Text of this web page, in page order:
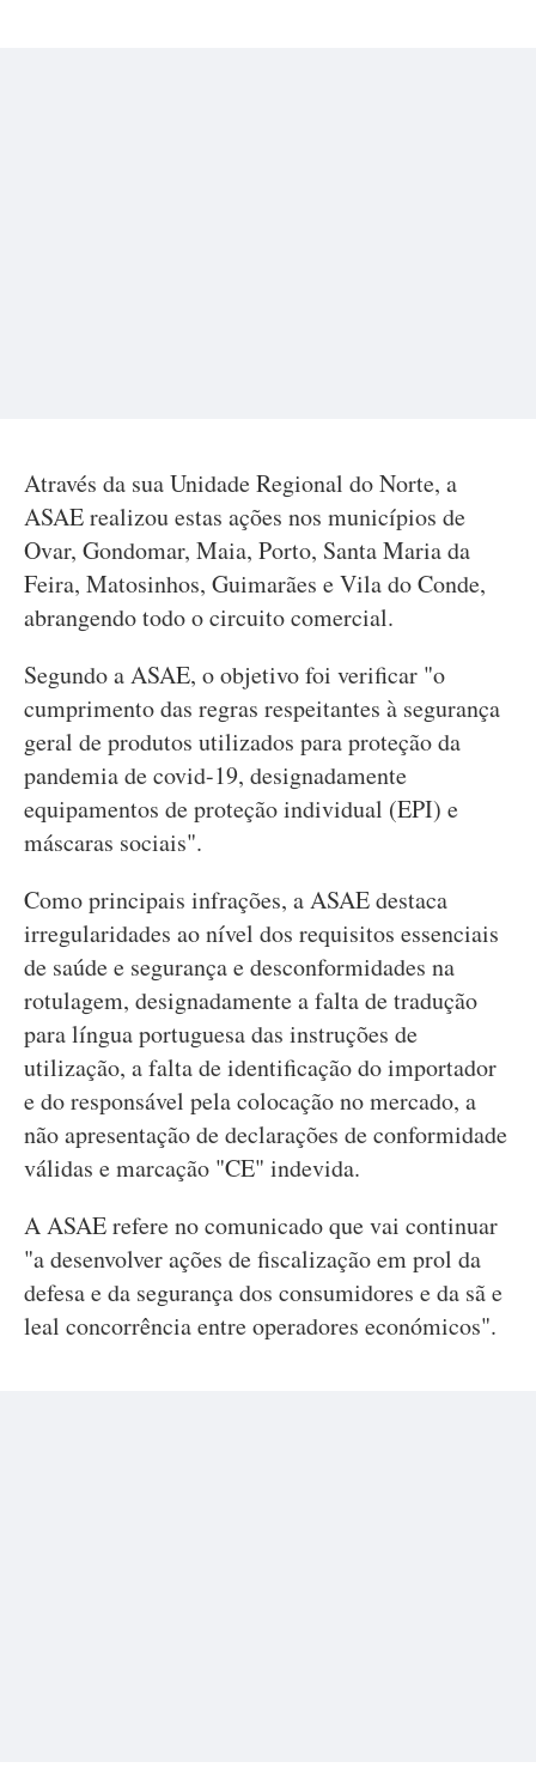
Através da sua Unidade Regional do Norte, a
ASAE realizou estas ações nos municípios de
Ovar, Gondomar, Maia, Porto, Santa Maria da
Feira, Matosinhos, Guimarães e Vila do Conde,
abrangendo todo o circuito comercial.
Segundo a ASAE, o objetivo foi verificar "o
cumprimento das regras respeitantes à segurança
geral de produtos utilizados para proteção da
pandemia de covid-19, designadamente
equipamentos de proteção individual (EPI) e
máscaras sociais".
Como principais infrações, a ASAE destaca
irregularidades ao nível dos requisitos essenciais
de saúde e segurança e desconformidades na
rotulagem, designadamente a falta de tradução
para língua portuguesa das instruções de
utilização, a falta de identificação do importador
e do responsável pela colocação no mercado, a
não apresentação de declarações de conformidade
válidas e marcação "CE" indevida.
A ASAE refere no comunicado que vai continuar
"a desenvolver ações de fiscalização em prol da
defesa e da segurança dos consumidores e da sã e
leal concorrência entre operadores económicos".